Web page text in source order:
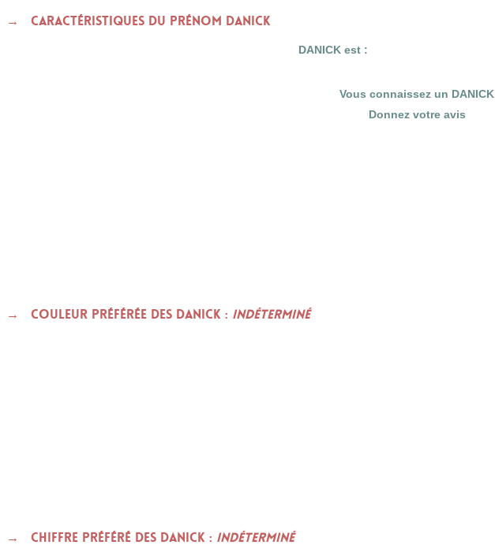
Caractéristiques du prénom DANICK
DANICK est :
Vous connaissez un DANICK
Donnez votre avis
Couleur préférée des DANICK : indéterminé
Chiffre préféré des DANICK : indéterminé